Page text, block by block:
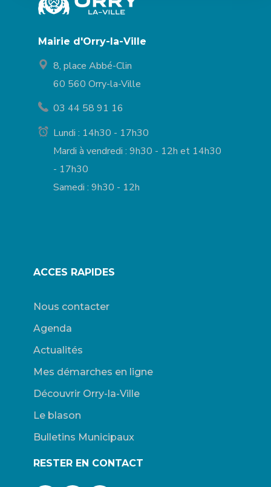
Mairie d'Orry-la-Ville
8, place Abbé-Clin
60 560 Orry-la-Ville
03 44 58 91 16
Lundi : 14h30 - 17h30
Mardi à vendredi : 9h30 - 12h et 14h30
- 17h30
Samedi : 9h30 - 12h
ACCES RAPIDES
Nous contacter
Agenda
Actualités
Mes démarches en ligne
Découvrir Orry-la-Ville
Le blason
Bulletins Municipaux
RESTER EN CONTACT